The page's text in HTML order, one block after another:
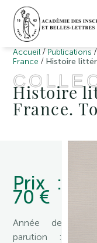
Accueil / Publications /
France / Histoire
Histoire
France.
Prix :
70 €
Année de
parution :